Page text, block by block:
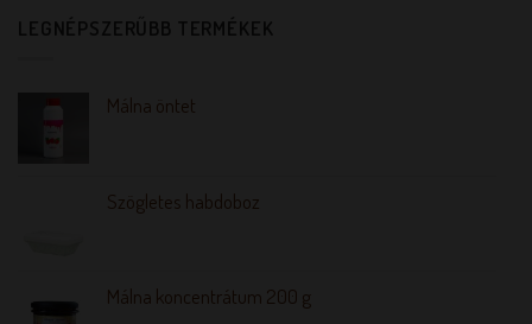
LEGNÉPSZERŰBB TERMÉKEK
Málna öntet
Szögletes habdoboz
Málna koncentrátum 200 g